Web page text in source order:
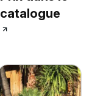
catalogue